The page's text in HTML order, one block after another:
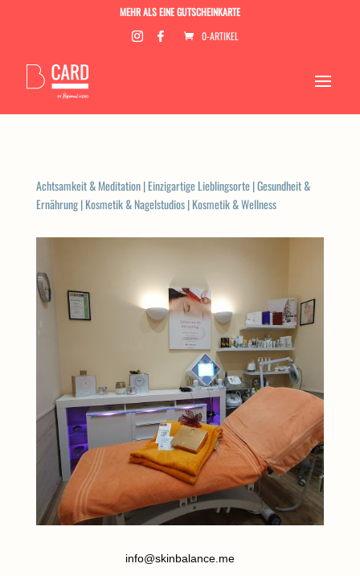
MEHR ALS EINE GUTSCHEINKARTE
0-ARTIKEL
Achtsamkeit & Meditation|Einzigartige Lieblingsorte|Gesundheit &
Ernährung|Kosmetik & Nagelstudios|Kosmetik & Wellness
info@skinbalance.me